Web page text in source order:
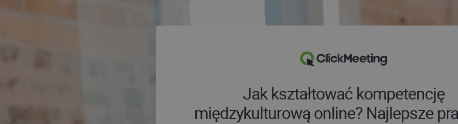
Jak kształtować kompetencję
międzykulturową online? Najlepsze